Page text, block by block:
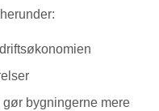
bygningerne mere